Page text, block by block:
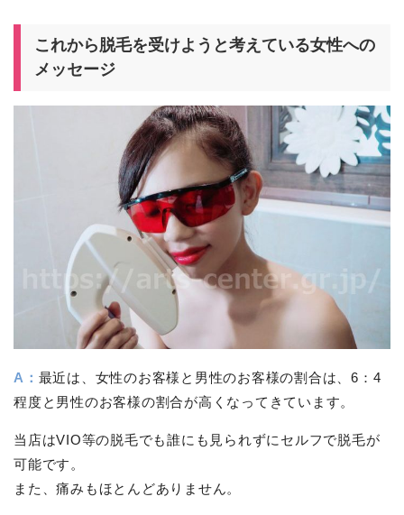
これから脱毛を受けようと考えている女性への
メッセージ
A： 最近は、女性のお客様と男性のお客様の割合は、6：4
程度と男性のお客様の割合が高くなってきています。
当店はVIO等の脱毛でも誰にも見られずにセルフで脱毛が
可能です。
また、痛みもほとんどありません。